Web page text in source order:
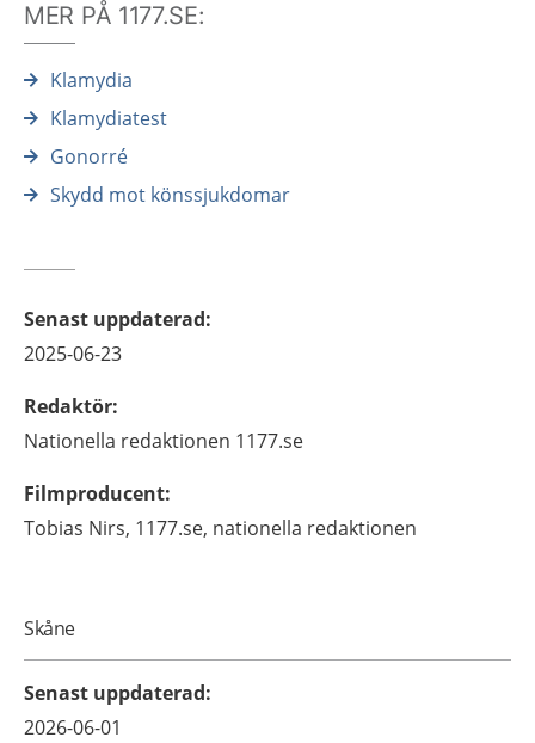
MER PÅ 1177.SE:
Klamydia
Klamydiatest
Gonorré
Skydd mot könssjukdomar
Senast uppdaterad:
2025-06-23
Redaktör:
Nationella redaktionen 1177.se
Filmproducent:
Tobias Nirs, 1177.se, nationella redaktionen
Skåne
Senast uppdaterad:
2026-06-01